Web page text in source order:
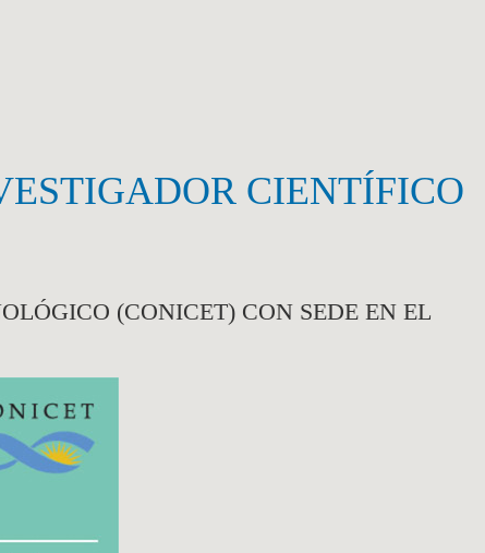
CIENTÍFICO
(CONICET) CON SEDE EN EL